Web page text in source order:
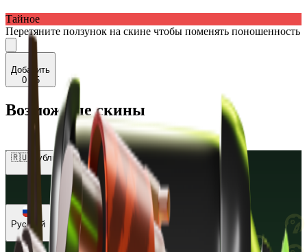
Тайное
Перетяните ползунок на скине чтобы поменять поношенность
Добавить
0 / 5
Возможные скины
Выберите достаточно скинов
🇷🇺 Рубли (RUB)
🇺🇸 Доллары (USD) 🇪🇺 Евро (EUR)
🇷🇺 Рубли (RUB)
🇺🇦 Гривны (UAH)
Русский